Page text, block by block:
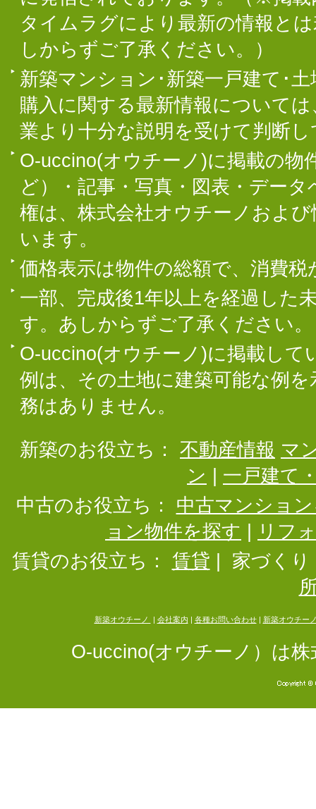
タイムラグにより最新の情報と
しからずご了承ください。）
新築マンション･新築一戸建て･
購入に関する最新情報について
業より十分な説明を受けて判断
O-uccino(オウチーノ)に掲載の物
ど）・記事・写真・図表・デー
権は、株式会社オウチーノおよ
います。
価格表示は物件の総額で、消費
一部、完成後1年以上を経過した
す。あしからずご了承ください。
O-uccino(オウチーノ)に掲載して
例は、その土地に建築可能な例
務はありません。
新築のお役立ち： 不動産情報 マ
ン
一戸建て
中古のお役立ち：
中古マンショ
ョン物件を探す
リフ
賃貸のお役立ち：
賃貸
家づくり
新築オウチーノ 会社案内 各種お問い合わせ| 新築オウチー
O-uccino(オウチーノ）は